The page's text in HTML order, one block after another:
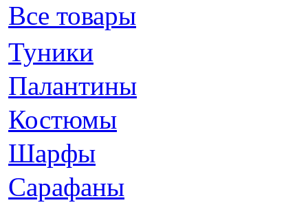
Все товары
Туники
Палантины
Костюмы
Шарфы
Сарафаны